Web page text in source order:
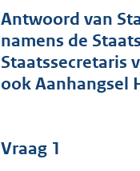
Antwoord van
namens de
Staatssecretaris
ook Aanhangsel
Vraag 1